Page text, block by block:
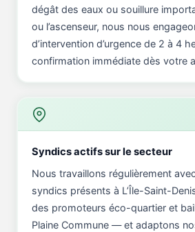
dégât des eaux ou souillure
ou l’ascenseur, nous nous
d’intervention d’urgence de 2 à 4
confirmation immédiate dès votre
Syndics actifs sur le secteur
Nous travaillons régulièrement
syndics présents à L’Île-Saint-
des promoteurs éco-quartier et
Plaine Commune — et adaptons